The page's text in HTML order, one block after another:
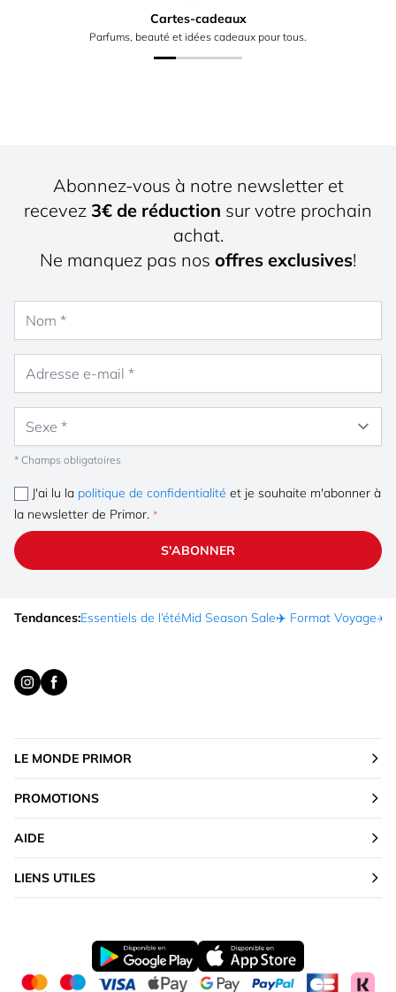
Cartes-cadeaux
Parfums, beauté et idées cadeaux pour tous.
Abonnez-vous à notre newsletter et
recevez 3€ de réduction sur votre prochain
achat.
Ne manquez pas nos offres exclusives!
* Champs obligatoires
J'ai lu la politique de confidentialité et je souhaite m'abonner à
la newsletter de Primor.
S'ABONNER
Tendances:Essentiels de l’étéMid Season Sale✈️ Format Voyage☀️
LE MONDE PRIMOR
PROMOTIONS
AIDE
LIENS UTILES